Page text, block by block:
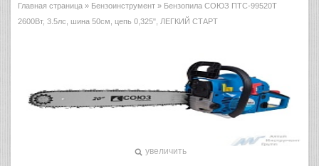
Главная страница » Бензоинструмент » Бензопила СОЮЗ ПТС-99520Т
2600Вт, 3.5лс, шина 50см, цепь 0,325", ЛЕГКИЙ СТАРТ
увеличить